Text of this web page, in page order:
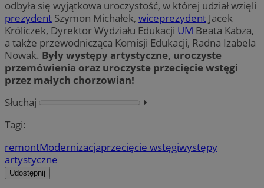
odbyła się wyjątkowa uroczystość, w której udział wzięli
prezydent Szymon Michałek, wiceprezydent Jacek
Króliczek, Dyrektor Wydziału Edukacji UM Beata Kabza,
a także przewodnicząca Komisji Edukacji, Radna Izabela
Nowak. Były występy artystyczne, uroczyste
przemówienia oraz uroczyste przecięcie wstęgi
przez małych chorzowian!
Słuchaj
⏵︎
Tagi:
remontModernizacjaprzecięcie wstęgiwystępy
artystyczne
Udostępnij